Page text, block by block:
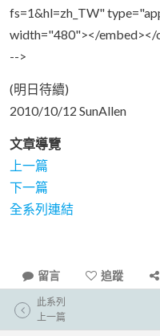
fs=1&hl=zh_TW"
width="480"></embed></
-->
(明日待續)
2010/10/12 SunAllen
文章導覽
上一篇
下一篇
全系列連結
留言 追蹤
此系列
上一篇